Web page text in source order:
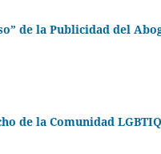
de la Publicidad del
de la Comunidad